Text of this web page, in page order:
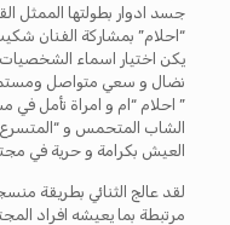
جسد ادوار بطولتها الممثل
“احلام” بمشاركة الفنان
يكن اختيار اسماء الشخصيات
نضال و سعي متواصل
” احلام “ام و امراة تأمل في
الشاب المتحمس و
العيش بكرامة و حرية في
لقد عالج الثنائي بطريقة
مرتبطة بما يعيشه افراد